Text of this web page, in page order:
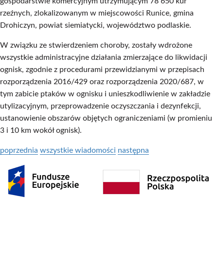
rzeźnych, zlokalizowanym w miejscowości Runice, gmina
Drohiczyn, powiat siemiatycki, województwo podlaskie.
W związku ze stwierdzeniem choroby, zostały wdrożone
wszystkie administracyjne działania zmierzające do likwidacji
ognisk, zgodnie z procedurami przewidzianymi w przepisach
rozporządzenia 2016/429 oraz rozporządzenia 2020/687, w
tym zabicie ptaków w ognisku i unieszkodliwienie w zakładzie
utylizacyjnym, przeprowadzenie oczyszczania i dezynfekcji,
ustanowienie obszarów objętych ograniczeniami (w promieniu
3 i 10 km wokół ognisk).
poprzednia wszystkie wiadomości następna